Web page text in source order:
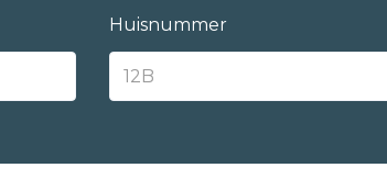
Huisnummer